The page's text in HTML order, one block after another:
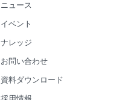
ニュース
イベント
ナレッジ
お問い合わせ
資料ダウンロード